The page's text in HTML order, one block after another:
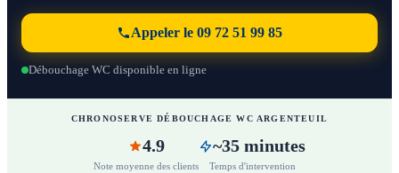
Appeler le 09 72 51 99 85
Débouchage WC disponible en ligne
CHRONOSERVE DÉBOUCHAGE WC ARGENTEUIL
4.9
Note moyenne des clients
~35 minutes
Temps d'intervention